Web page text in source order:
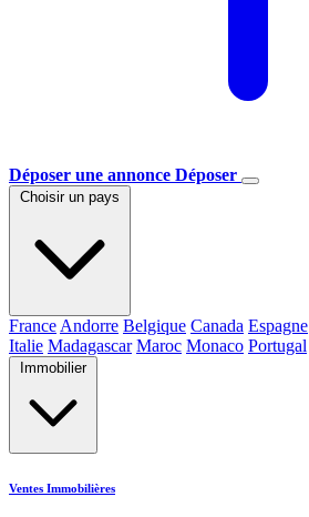
Déposer une annonce Déposer
Choisir un pays
France Andorre Belgique Canada Espagne
Italie Madagascar Maroc Monaco Portugal
Immobilier
Ventes Immobilières